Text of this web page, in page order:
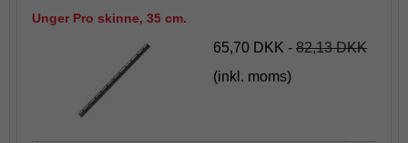
Unger Pro skinne, 35 cm.
65,70 DKK - 82,13 DKK
(inkl. moms)